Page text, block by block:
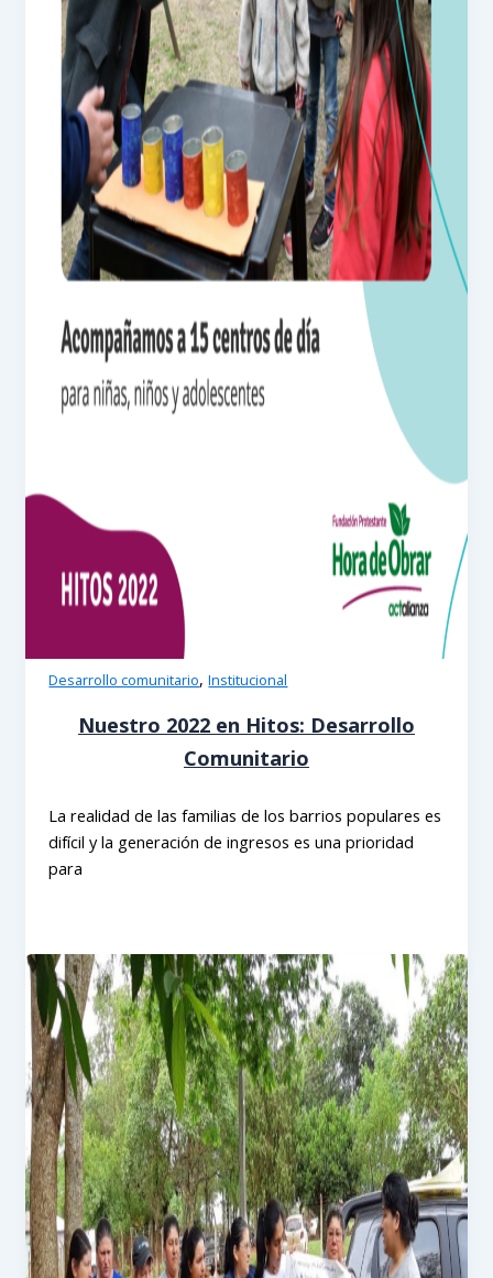
Desarrollo comunitario,Institucional
Nuestro 2022 en Hitos: Desarrollo
Comunitario
La realidad de las familias de los barrios populares es
difícil y la generación de ingresos es una prioridad
para